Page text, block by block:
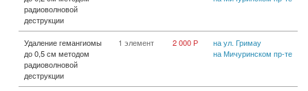
радиоволновой
деструкции
Удаление гемангиомы
до 0,5 см методом
радиоволновой
деструкции
1 элемент 2 000 Р
на ул. Гримау
на Мичуринском пр-те